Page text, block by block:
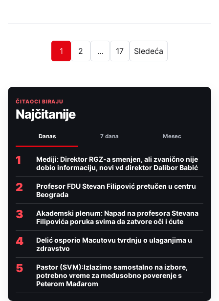
1 2 … 17 Sledeća
ČITAOCI BIRAJU
Najčitanije
Danas 7 dana Mesec
1
Mediji: Direktor RGZ-a smenjen, ali zvanično nije
dobio informaciju, novi vd direktor Dalibor Babić
2
Profesor FDU Stevan Filipović pretučen u centru
Beograda
3
Akademski plenum: Napad na profesora Stevana
Filipovića poruka svima da zatvore oči i ćute
4
Delić osporio Macutovu tvrdnju o ulaganjima u
zdravstvo
5
Pastor (SVM):Izlazimo samostalno na izbore,
potrebno vreme za međusobno poverenje s
Peterom Mađarom